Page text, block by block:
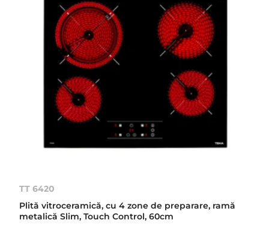
TT 6420
Plită vitroceramică, cu 4 zone de preparare, ramă
metalică Slim, Touch Control, 60cm